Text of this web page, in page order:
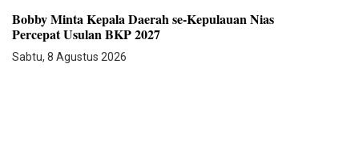
Bobby Minta Kepala Daerah se-Kepulauan Nias
Percepat Usulan BKP 2027
Sabtu, 8 Agustus 2026